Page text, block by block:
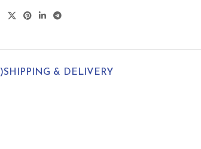
SHIPPING & DELIVERY